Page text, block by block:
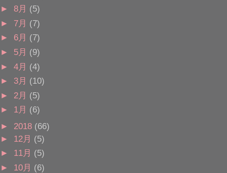
► 8月 (5)
► 7月 (7)
► 6月 (7)
► 5月 (9)
► 4月 (4)
► 3月 (10)
► 2月 (5)
► 1月 (6)
► 2018 (66)
► 12月 (5)
► 11月 (5)
► 10月 (6)